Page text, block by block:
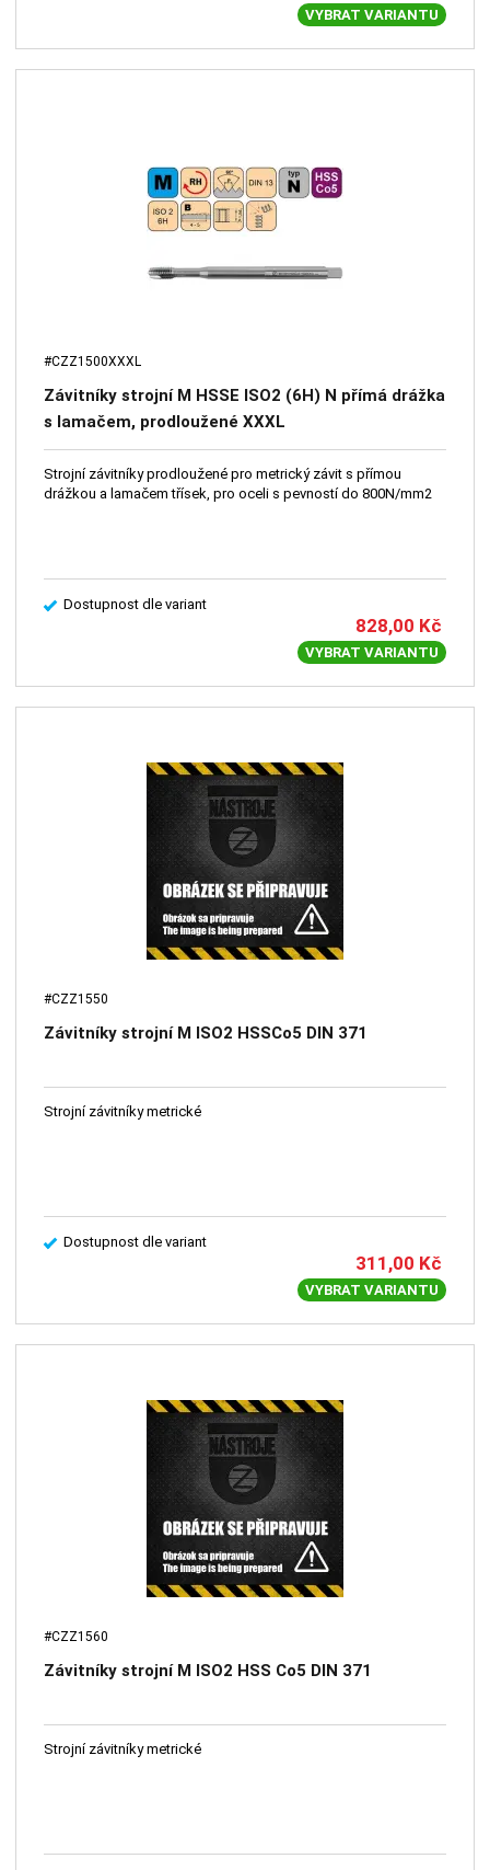
VYBRAT VARIANTU
#CZZ1500XXXL
Závitníky strojní M HSSE ISO2 (6H) N přímá drážka
s lamačem, prodloužené XXXL
Strojní závitníky prodloužené pro metrický závit s přímou
drážkou a lamačem třísek, pro oceli s pevností do 800N/mm2
Dostupnost dle variant
828,00 Kč
VYBRAT VARIANTU
#CZZ1550
Závitníky strojní M ISO2 HSSCo5 DIN 371
Strojní závitníky metrické
Dostupnost dle variant
311,00 Kč
VYBRAT VARIANTU
#CZZ1560
Závitníky strojní M ISO2 HSS Co5 DIN 371
Strojní závitníky metrické